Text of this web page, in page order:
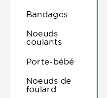
Bandages
Noeuds
coulants
Porte-bébé
Noeuds de
foulard